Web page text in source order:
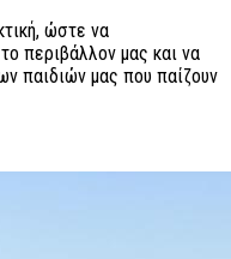
ώστε να
περιβάλλον μας και να
παιδιών μας που παίζουν